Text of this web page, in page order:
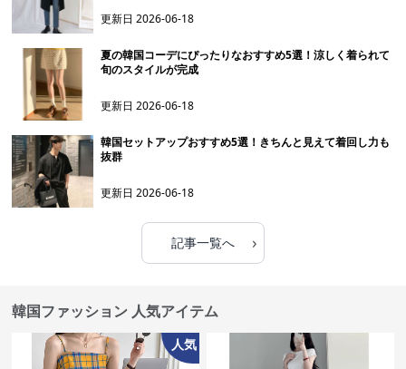
更新日2026-06-18
夏の韓国コーデにぴったりなおすすめ5選！涼しく着られて
旬のスタイルが完成
更新日2026-06-18
韓国セットアップおすすめ5選！きちんと見えて着回し力も
抜群
更新日2026-06-18
記事一覧へ ›
韓国ファッション 人気アイテム
人気